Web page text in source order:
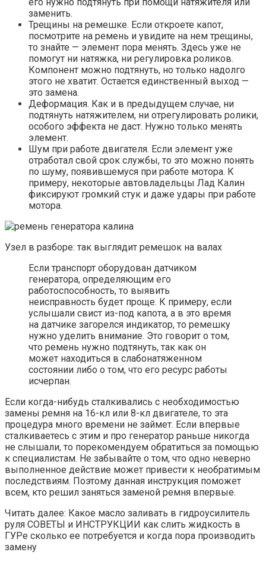
заменить.
Трещины на ремешке. Если откроете капот,
посмотрите на ремень и увидите на нем трещины,
то знайте — элемент пора менять. Здесь уже не
помогут ни натяжка, ни регулировка роликов.
Компонент можно подтянуть, но только надолго
этого не хватит. Остается единственный выход —
это замена.
Деформация. Как и в предыдущем случае, ни
подтянуть натяжителем, ни отрегулировать ролики,
особого эффекта не даст. Нужно только менять
элемент.
Шум при работе двигателя. Если элемент уже
отработал свой срок службы, то это можно понять
по шуму, появившемуся при работе мотора. К
примеру, некоторые автовладельцы Лад Калин
фиксируют громкий стук и даже удары при работе
мотора.
Узел в разборе: так выглядит ремешок на валах
Если транспорт оборудован датчиком
генератора, определяющим его
работоспособность, то выявить
неисправность будет проще. К примеру, если
услышали свист из-под капота, а в это время
на датчике загорелся индикатор, то ремешку
нужно уделить внимание. Это говорит о том,
что ремень нужно подтянуть, так как он
может находиться в слабонатяженном
состоянии либо о том, что его ресурс работы
исчерпан.
Если когда-нибудь сталкивались с необходимостью
замены ремня на 16-кл или 8-кл двигателе, то эта
процедура много времени не займет. Если впервые
сталкиваетесь с этим и про генератор раньше никогда
не слышали, то порекомендуем обратиться за помощью
к специалистам. Не забывайте о том, что одно неверно
выполненное действие может привести к необратимым
последствиям. Поэтому данная инструкция поможет
всем, кто решил заняться заменой ремня впервые.
Читать далее: Какое масло заливать в гидроусилитель
руля СОВЕТЫ и ИНСТРУКЦИИ как слить жидкость в
ГУРе сколько ее потребуется и когда пора производить
замену